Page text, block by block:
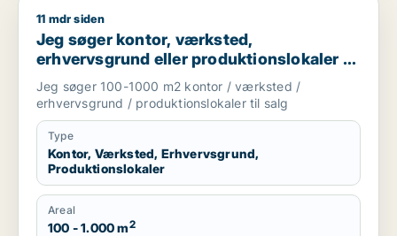
Jeg søger kontor, værksted, erhvervsgrund eller
11 mdr siden
Jeg søger kontor, værksted,
erhvervsgrund eller produktionslokaler til
salg i Storkøbenhavn
Jeg søger 100-1000 m2 kontor / værksted /
erhvervsgrund / produktionslokaler til salg
Type
Kontor, Værksted, Erhvervsgrund,
Produktionslokaler
Areal
100 - 1.000 m2